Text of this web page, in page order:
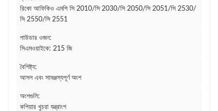
রিকো আফিকিও এমপি সি 2010/সি 2030/সি 2050/সি 2051/সি 2530/
সি 2550/সি 2551
পাউডার ওজন:
সিএমওয়াইকে: 215 জি
বৈশিষ্ট্য:
আসল এবং সামঞ্জস্যপূর্ণ অংশ
অংশগুলি:
কপিয়ার খুচরা যন্ত্রাংশ